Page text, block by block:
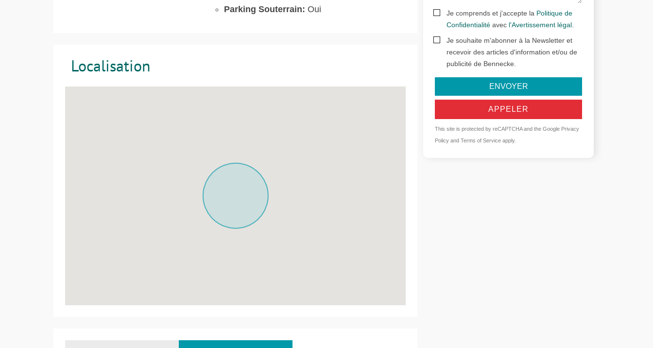
Parking Souterrain: Oui
Localisation
Je comprends et j'accepte la Politique de
Confidentialité avec l'Avertissement légal
Je souhaite m'abonner à la Newsletter et
recevoir des articles d'information et/ou de
publicité de Bennecke.
ENVOYER
APPELER
This site is protected by reCAPTCHA and the Google Privacy
Policy andTerms of Service apply.